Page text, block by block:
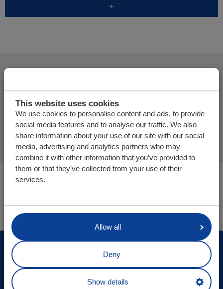
This website uses cookies
We use cookies to personalise content and ads, to provide
social media features and to analyse our traffic. We also
share information about your use of our site with our social
media, advertising and analytics partners who may
combine it with other information that you’ve provided to
them or that they’ve collected from your use of their
services.
Allow all
Deny
Show details
+
Dodaj więcej produktów
Finalizuj ofertę
Jesteś tutaj:
Części i sklep internetowy
© Cargo Floor B.V. Byte 14, 7741 MK Coevorden, The
Netherlands
Aktualizacje strony